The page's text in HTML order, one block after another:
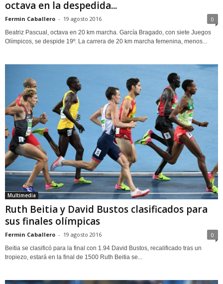
octava en la despedida...
Fermin Caballero - 19 agosto 2016 0
Beatriz Pascual, octava en 20 km marcha. García Bragado, con siete Juegos
Olímpicos, se despide 19º. La carrera de 20 km marcha femenina, menos...
Multimedia
Ruth Beitia y David Bustos clasificados para
sus finales olímpicas
Fermin Caballero - 19 agosto 2016 0
Beitia se clasificó para la final con 1.94 David Bustos, recalificado tras un
tropiezo, estará en la final de 1500 Ruth Beitia se...